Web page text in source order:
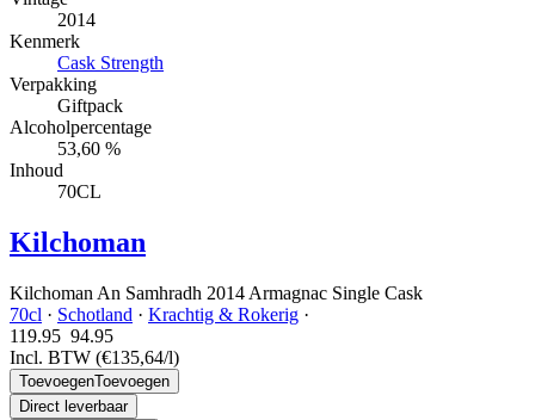
2014
Kenmerk
Cask Strength
Verpakking
Giftpack
Alcoholpercentage
53,60 %
Inhoud
70CL
Kilchoman
Kilchoman An Samhradh 2014 Armagnac Single Cask
70cl · Schotland · Krachtig & Rokerig ·
119.95 94.95
Incl. BTW (€135,64/l)
ToevoegenToevoegen
Direct leverbaar